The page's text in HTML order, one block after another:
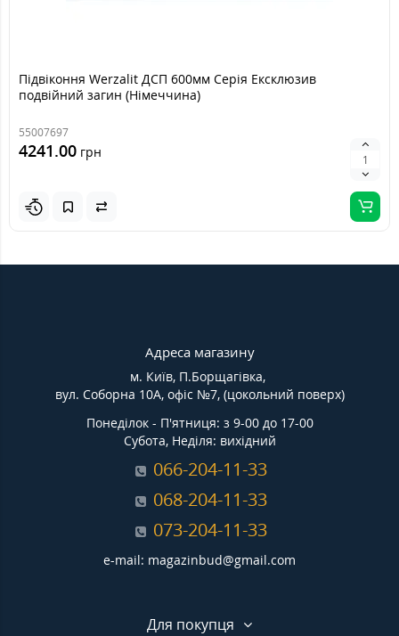
Підвіконня Werzalit ДСП 600мм Серія Ексклюзив
подвійний загин (Німеччина)
55007697
4241.00 грн
Адреса магазину
м. Київ, П.Борщагівка,
вул. Соборна 10А, офіс №7, (цокольний поверх)
Понеділок - П'ятниця: з 9-00 до 17-00
Субота, Неділя: вихідний
066-204-11-33
068-204-11-33
073-204-11-33
e-mail: magazinbud@gmail.com
Для покупця